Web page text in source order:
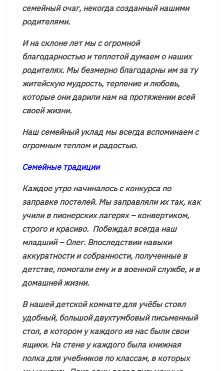
семейный очаг, некогда созданный нашими
родителями.
И на склоне лет мы с огромной
благодарностью и теплотой думаем о наших
родителях. Мы безмерно благодарны им за ту
житейскую мудрость, терпение и любовь,
которые они дарили нам на протяжении всей
своей жизни.
Наш семейный уклад мы всегда вспоминаем с
огромным теплом и радостью.
Семейные традиции
Каждое утро начиналось с конкурса по
заправке постелей. Мы заправляли их так, как
учили в пионерских лагерях – конвертиком,
строго и красиво. Побеждал всегда наш
младший – Олег. Впоследствии навыки
аккуратности и собранности, полученные в
детстве, помогали ему и в военной службе, и в
домашней жизни.
В нашей детской комнате для учёбы стоял
удобный, большой двухтумбовый письменный
стол, в котором у каждого из нас были свои
ящики. На стене у каждого была книжная
полка для учебников по классам, в которых